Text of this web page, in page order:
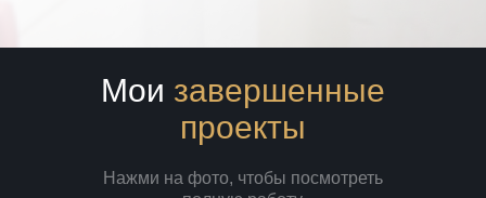
Мои завершенные
проекты
Нажми на фото, чтобы посмотреть